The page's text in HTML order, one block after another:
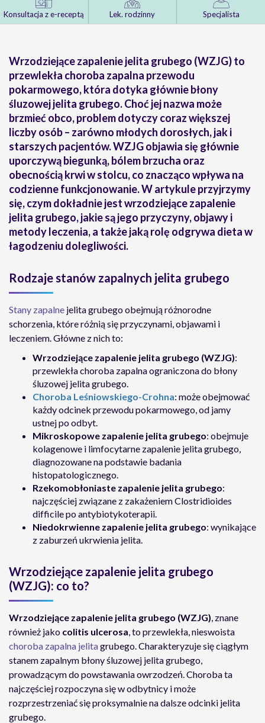
Konsultacja z e-receptą Lek. rodzinny Specjalista
Wrzodziejące zapalenie jelita grubego (WZJG) to
przewlekła choroba zapalna przewodu
pokarmowego, która dotyka głównie błony
śluzowej jelita grubego. Choć jej nazwa może
brzmieć obco, problem dotyczy coraz większej
liczby osób – zarówno młodych dorosłych, jak i
starszych pacjentów. WZJG objawia się głównie
uporczywą biegunką, bólem brzucha oraz
obecnością krwi w stolcu, co znacząco wpływa na
codzienne funkcjonowanie. W artykule przyjrzymy
się, czym dokładnie jest wrzodziejące zapalenie
jelita grubego, jakie są jego przyczyny, objawy i
metody leczenia, a także jaką rolę odgrywa dieta w
łagodzeniu dolegliwości.
Rodzaje stanów zapalnych jelita grubego
Stany zapalne jelita grubego obejmują różnorodne
schorzenia, które różnią się przyczynami, objawami i
leczeniem. Główne z nich to:
Wrzodziejące zapalenie jelita grubego (WZJG):
przewlekła choroba zapalna ograniczona do błony
śluzowej jelita grubego.
Choroba Leśniowskiego-Crohna: może obejmować
każdy odcinek przewodu pokarmowego, od jamy
ustnej po odbyt.
Mikroskopowe zapalenie jelita grubego: obejmuje
kolagenowe i limfocytarne zapalenie jelita grubego,
diagnozowane na podstawie badania
histopatologicznego.
Rzekomobłoniaste zapalenie jelita grubego:
najczęściej związane z zakażeniem Clostridioides
difficile po antybiotykoterapii.
Niedokrwienne zapalenie jelita grubego: wynikające
z zaburzeń ukrwienia jelita.
Wrzodziejące zapalenie jelita grubego
(WZJG): co to?
Wrzodziejące zapalenie jelita grubego (WZJG), znane
również jako colitis ulcerosa, to przewlekła, nieswoista
choroba zapalna jelitagrubego. Charakteryzuje się ciągłym
stanem zapalnym błony śluzowej jelita grubego,
prowadzącym do powstawania owrzodzeń. Choroba ta
najczęściej rozpoczyna się w odbytnicy i może
rozprzestrzeniać się proksymalnie na dalsze odcinki jelita
grubego.